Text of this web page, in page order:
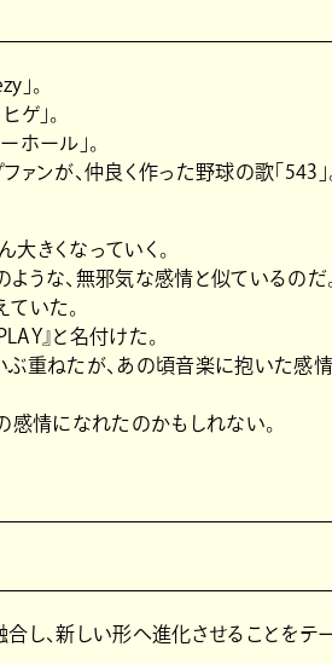
」。
ゲ」。
ホール」。
ンが、仲良く作った野球の歌「543」
大きくなっていく。
うな、無邪気な感情と似ているのだ
いた。
』と名付けた。
重ねたが、あの頃音楽に抱いた感情
感情になれたのかもしれない。
し、新しい形へ進化させることをテ